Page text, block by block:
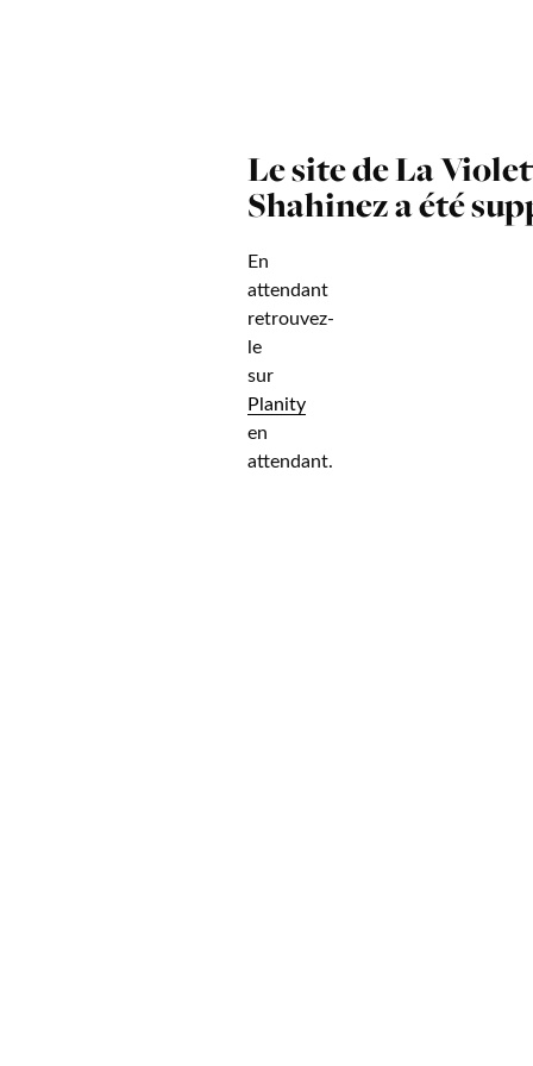
Le site de La
Shahinez a été
En
attendant
retrouvez-
le
sur
Planity
en
attendant.